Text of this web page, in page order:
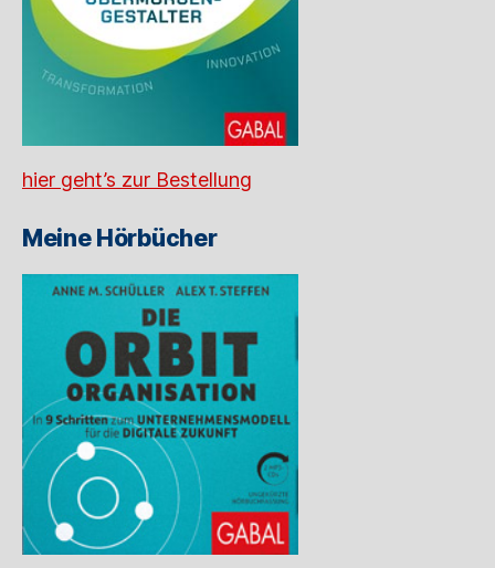
hier geht’s zur Bestellung
Meine Hörbücher
hier geht’s zur Bestellung